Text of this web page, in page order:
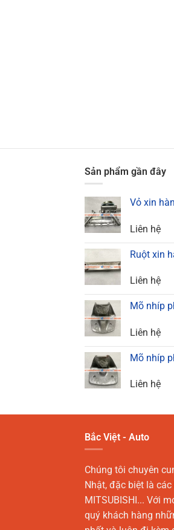
Sản phẩm gần đây
Vỏ xin
Liên hệ
Ruột xin
Liên hệ
Mõ nhíp
Liên hệ
Mõ nhíp
Liên hệ
Bắc Việt - Auto
Chúng tôi chuyên
Nhật, đặc biệt là các
MITSUBISHI... Với
quý khách hàng